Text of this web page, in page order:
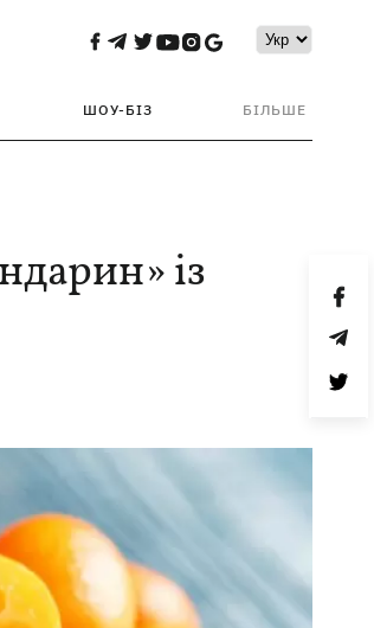
ШОУ-БІЗ БІЛЬШЕ
із